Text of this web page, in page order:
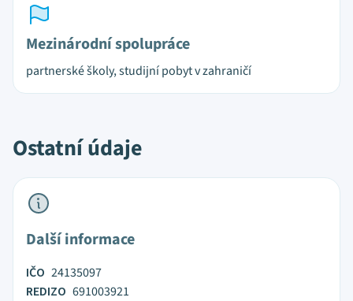
Mezinárodní spolupráce
partnerské školy, studijní pobyt v zahraničí
Ostatní údaje
Další informace
IČO 24135097
REDIZO 691003921